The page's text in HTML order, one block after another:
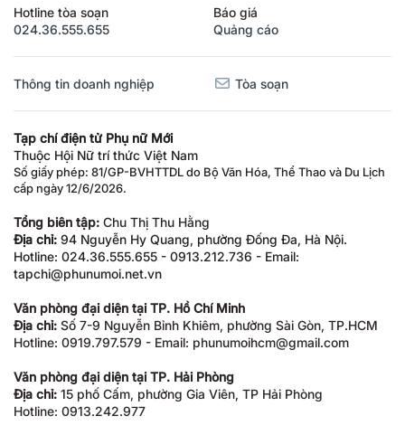
Hotline tòa soạn
024.36.555.655
Báo giá
Quảng cáo
Thông tin doanh nghiệp Tòa soạn
Tạp chí điện tử Phụ nữ Mới
Thuộc Hội Nữ trí thức Việt Nam
Số giấy phép: 81/GP-BVHTTDL do Bộ Văn Hóa, Thể Thao và Du Lịch
cấp ngày 12/6/2026.
Tổng biên tập: Chu Thị Thu Hằng
Địa chỉ: 94 Nguyễn Hy Quang, phường Đống Đa, Hà Nội.
Hotline: 024.36.555.655 - 0913.212.736 - Email:
tapchi@phunumoi.net.vn
Văn phòng đại diện tại TP. Hồ Chí Minh
Địa chỉ: Số 7-9 Nguyễn Bỉnh Khiêm, phường Sài Gòn, TP.HCM
Hotline: 0919.797.579 - Email: phunumoihcm@gmail.com
Văn phòng đại diện tại TP. Hải Phòng
Địa chỉ: 15 phố Cấm, phường Gia Viên, TP Hải Phòng
Hotline: 0913.242.977